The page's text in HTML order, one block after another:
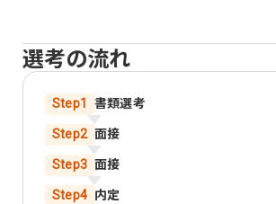
選考の流れ
Step1 書類選考
Step2 面接
Step3 面接
Step4 内定